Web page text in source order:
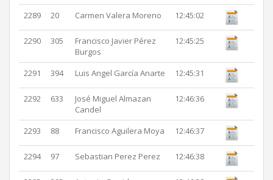
2289 20 Carmen Valera Moreno 12:45:02
2290 305
Francisco Javier Pérez
Burgos
12:45:25
2291 394 Luis Angel García Anarte 12:45:31
2292 633
José Miguel Almazan
Candel
12:46:36
2293 88 Francisco Aguilera Moya 12:46:37
2294 97 Sebastian Perez Perez 12:46:38